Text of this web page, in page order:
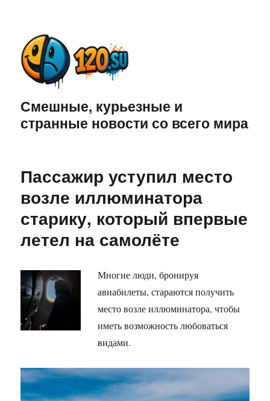
Смешные, курьезные и
странные новости со всего мира
Пассажир уступил место
возле иллюминатора
старику, который впервые
летел на самолёте
Многие люди, бронируя
авиабилеты, стараются получить
место возле иллюминатора, чтобы
иметь возможность любоваться
видами.